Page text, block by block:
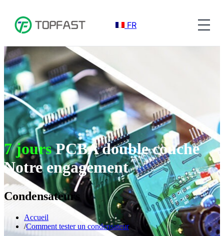
FR
7 joursPCBA double couche
Notre engagement
Condensateurs
Accueil
Comment tester un condensateur